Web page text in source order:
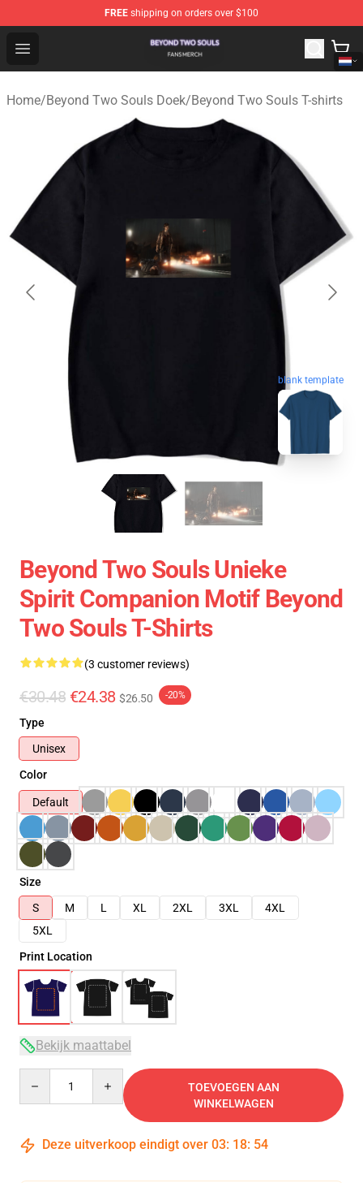
FREE shipping on orders over $100
Open menu
Beyond Two Souls Shop - Official Beyond Two Souls
Home/Beyond Two Souls Doek/Beyond Two Souls T-shirts
blank template
Beyond Two Souls Unieke
Spirit Companion Motif Beyond
Two Souls T-Shirts
(3 customer reviews)
€30.48 €24.38 $26.50 -20%
Type
Unisex
Color
Default
Size
S
M L XL 2XL 3XL
4XL
5XL
Print Location
Bekijk maattabel
TOEVOEGEN AAN
WINKELWAGEN
Deze uitverkoop eindigt over 03: 18: 54